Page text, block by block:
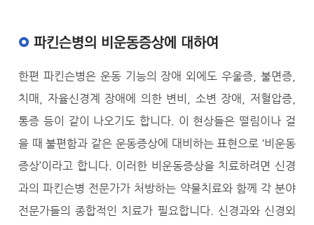
파킨슨병의 비운동증상에 대하여
한편 파킨슨병은 운동 기능의 장애 외에도 우울증, 불면증,
치매, 자율신경계 장애에 의한 변비, 소변 장애, 저혈압증,
통증 등이 같이 나오기도 합니다. 이 현상들은 떨림이나 걸
을 때 불편함과 같은 운동증상에 대비하는 표현으로 ‘비운동
증상’이라고 합니다. 이러한 비운동증상을 치료하려면 신경
과의 파킨슨병 전문가가 처방하는 약물치료와 함께 각 분야
전문가들의 종합적인 치료가 필요합니다. 신경과와 신경외